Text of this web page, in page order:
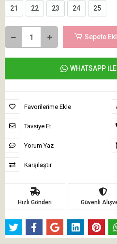
21
22 23 24 25
Sepete
WHATSAPP
Favorilerime Ekle
Tavsiye Et
Yorum Yaz
Karşılaştır
Hızlı Gönderi Güvenli